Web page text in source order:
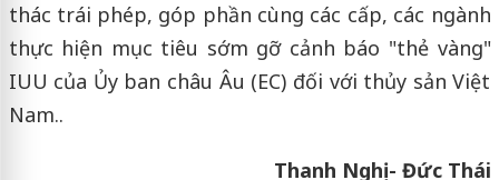
thác trái phép, góp phần cùng các cấp, các ngành
thực hiện mục tiêu sớm gỡ cảnh báo "thẻ vàng"
IUU của Ủy ban châu Âu (EC) đối với thủy sản Việt
Nam..
Thanh Nghị - Đức Thái